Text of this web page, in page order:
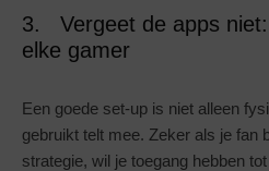
3. Vergeet de apps
elke gamer
Een goede set-up is niet alleen
gebruikt telt mee. Zeker als je fan
strategie, wil je toegang hebben tot